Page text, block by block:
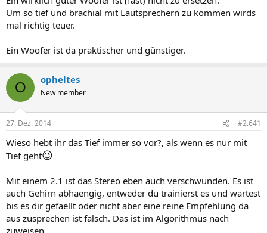
Um so tief und brachial mit Lautsprechern zu kommen wirds
mal richtig teuer.
Ein Woofer ist da praktischer und günstiger.
O opheltes
New member
27. Dez. 2014 #2.641
Wieso hebt ihr das Tief immer so vor?, als wenn es nur mit
Tief geht😉
Mit einem 2.1 ist das Stereo eben auch verschwunden. Es ist
auch Gehirn abhaengig, entweder du trainierst es und wartest
bis es dir gefaellt oder nicht aber eine reine Empfehlung da
aus zusprechen ist falsch. Das ist im Algorithmus nach
zuweisen.